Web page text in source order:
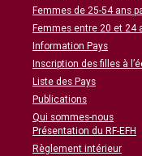
Femmes de 25-54 ans
Femmes entre 20 et 24
Information Pays
Inscription des filles à
Liste des Pays
Publications
Qui sommes-nous
Présentation du RF-EFH
Règlement intérieur